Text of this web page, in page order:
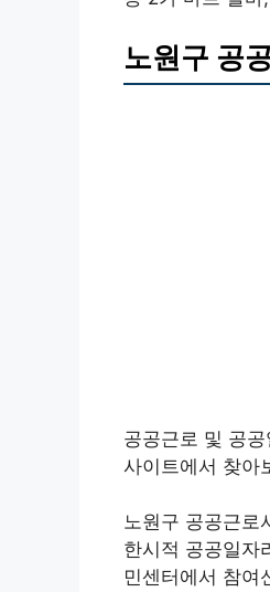
노원구 공
공공근로 및 공
사이트에서 찾아
노원구 공공근로
한시적 공공일자
민센터에서 참여